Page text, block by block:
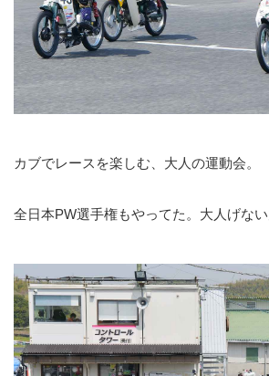
カブでレースを楽しむ、大人の運動会。
全日本PW選手権もやってた。大人げない